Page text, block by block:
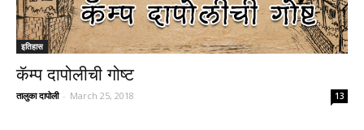
इतिहास
कॅम्प दापोलीची गोष्ट
तालुका दापोली - March 25, 2018 13